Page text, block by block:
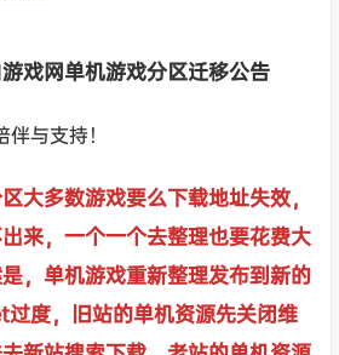
游戏网单机游戏分区迁移公告
与支持！
大多数游戏要么下载地址失效，
来，一个一个去整理也要花费大
，单机游戏重新整理发布到新的
度，旧站的单机资源先关闭维